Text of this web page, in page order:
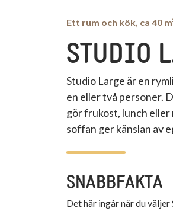
Ett rum och kök, ca 40
STUDIO
Studio Large är en
en eller två personer.
gör frukost, lunch eller
soffan ger känslan av
SNABBFAKTA
Det här ingår när du väljer